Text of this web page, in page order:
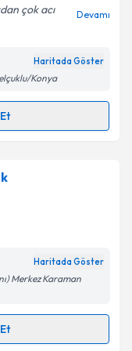
Aydınlatma
belirtilen
çok acı
Devamı
Haritada Göster
Konya
randevu takvimi
almanız
ile
belirtilen
Haritada Göster
Merkez Karaman